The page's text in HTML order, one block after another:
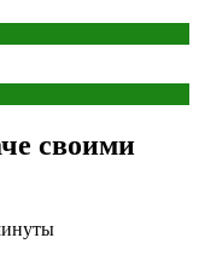
своими